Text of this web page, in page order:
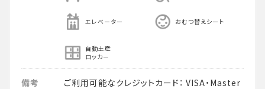
エレベーター おむつ替えシート
自動土産
ロッカー
備考
ご利用可能なクレジットカード： VISA・Master